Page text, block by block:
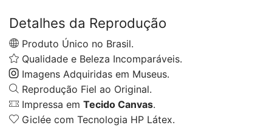
Detalhes da Reprodução
Produto Único no Brasil.
Qualidade e Beleza Incomparáveis.
Imagens Adquiridas em Museus.
Reprodução Fiel ao Original.
Impressa em Tecido Canvas.
Giclée com Tecnologia HP Látex.